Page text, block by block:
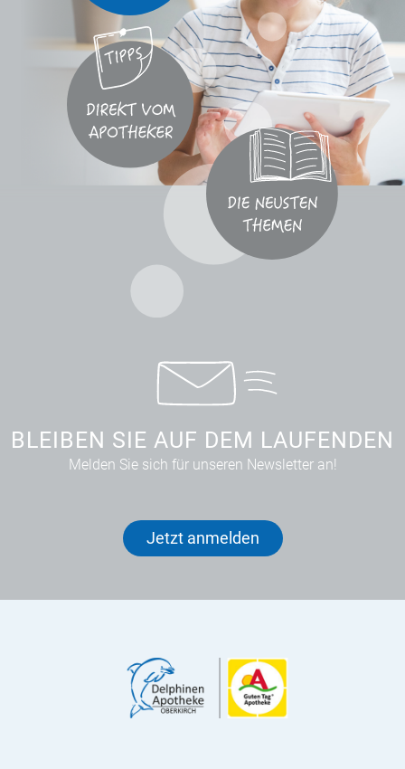
BLEIBEN SIE AUF DEM LAUFENDEN
Melden Sie sich für unseren Newsletter an!
Jetzt anmelden